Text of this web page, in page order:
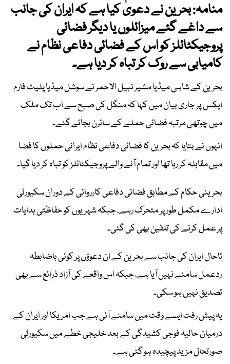
منامہ: بحرین نے دعویٰ کیا ہے کہ ایران کی جانب
سے داغے گئے میزائلوں یا دیگر فضائی
پروجیکٹائلز کو اس کے فضائی دفاعی نظام نے
کامیابی سے روک کر تباہ کر دیا ہے۔
بحرین کے شاہی میڈیا مشیر نبیل الاحمر نے سوشل میڈیا پلیٹ فارم
ایکس پر جاری بیان میں کہا کہ منگل کی صبح سے اب تک ملک
میں چوتھی مرتبہ فضائی حملے کے سائرن بجائے گئے۔
انہوں نے بتایا کہ بحرین کا فضائی دفاعی نظام ایرانی حملوں کا فضا
میں مقابلہ کر رہا تھا اور تمام آنے والے پروجیکٹائلز کو تباہ کر دیا گیا۔
بحرینی حکام کے مطابق فضائی دفاعی کارروائی کے دوران سکیورٹی
ادارے مکمل طور پر متحرک رہے، جبکہ شہریوں کو حفاظتی ہدایات
پر عمل کرنے کی تلقین بھی کی گئی۔
تاحال ایران کی جانب سے بحرین کے ان دعوؤں پر کوئی باضابطہ
ردعمل سامنے نہیں آیا ہے، جبکہ اس واقعے کی آزاد ذرائع سے بھی
تصدیق نہیں ہو سکی۔
یہ پیش رفت ایسے وقت میں سامنے آئی ہے جب امریکا اور ایران کے
درمیان حالیہ فوجی کشیدگی کے بعد خلیجی خطے میں سکیورٹی
صورتحال مزید پیچیدہ ہو گئی ہے۔